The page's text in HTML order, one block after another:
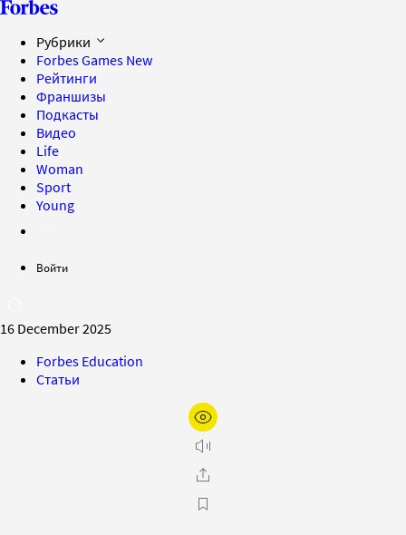
Рубрики
Forbes Games New
Рейтинги
Франшизы
Подкасты
Видео
Life
Woman
Sport
Young
Войти
16 December 2025
Forbes Education
Статьи